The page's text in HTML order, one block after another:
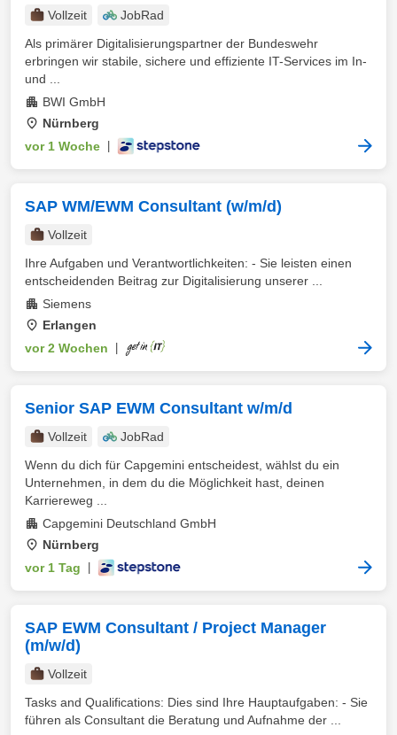
Vollzeit
JobRad
Als primärer Digitalisierungspartner der Bundeswehr
erbringen wir stabile, sichere und effiziente IT-Services im In-
und ...
BWI GmbH
Nürnberg
vor 1 Woche
SAP WM/EWM Consultant (w/m/d)
Vollzeit
Ihre Aufgaben und Verantwortlichkeiten: - Sie leisten einen
entscheidenden Beitrag zur Digitalisierung unserer ...
Siemens
Erlangen
vor 2 Wochen
Senior SAP EWM Consultant w/m/d
Vollzeit
JobRad
Wenn du dich für Capgemini entscheidest, wählst du ein
Unternehmen, in dem du die Möglichkeit hast, deinen
Karriereweg ...
Capgemini Deutschland GmbH
Nürnberg
vor 1 Tag
SAP EWM Consultant / Project Manager
(m/w/d)
Vollzeit
Tasks and Qualifications: Dies sind Ihre Hauptaufgaben: - Sie
führen als Consultant die Beratung und Aufnahme der ...